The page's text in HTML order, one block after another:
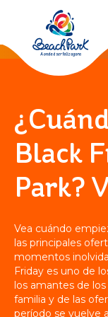
PARQUES
CENTROS
PLAYA
DESTINO
Volver
PARQUE
ACUÁTICO
OHANA
BEACH
PARK
RESORT
Black
Park?
Vea cuándo
las principales
momentos
Friday es uno de
los amantes de
familia y de las
período se vuelve